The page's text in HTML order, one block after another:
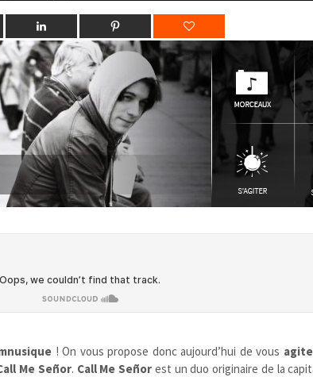
! On vous propose donc aujourd’hui de vous
Me Señor. Call Me Señor est un duo originaire de la